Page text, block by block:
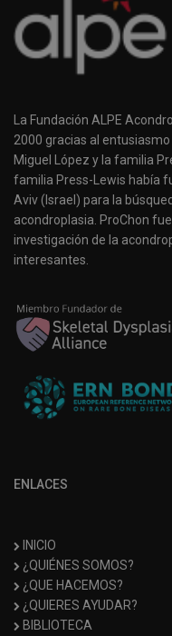
La Fundación ALPE
2000 gracias al
Miguel López y la familia
familia Press-Lewis había
Aviv (Israel) para la
acondroplasia. ProChon
investigación de la
interesantes.
ENLACES
INICIO
¿QUIÉNES SOMOS?
¿QUE HACEMOS?
¿QUIERES AYUDAR?
BIBLIOTECA